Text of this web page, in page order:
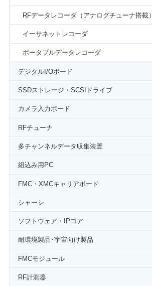
RFデータレコーダ（アナログチューナ搭載）
イーサネットレコーダ
ポータブルデータレコーダ
デジタルI/Oボード
SSDストレージ・SCSIドライブ
カメラ入力ボード
RFチューナ
多チャンネルデータ収集装置
組込み用PC
FMC・XMCキャリアボード
シャーシ
ソフトウェア・IPコア
耐環境製品･宇宙向け製品
FMCモジュール
RF計測器